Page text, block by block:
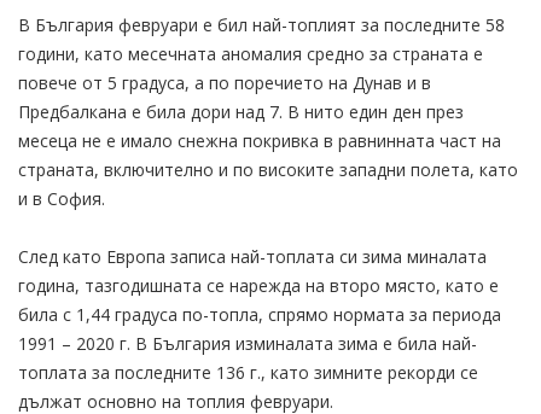
В България февруари е бил най-топлият за последните 58
години, като месечната аномалия средно за страната е
повече от 5 градуса, а по поречието на Дунав и в
Предбалкана е била дори над 7. В нито един ден през
месеца не е имало снежна покривка в равнинната част на
страната, включително и по високите западни полета, като
и в София.
След като Европа записа най-топлата си зима миналата
година, тазгодишната се нарежда на второ място, като е
била с 1,44 градуса по-топла, спрямо нормата за периода
1991 – 2020 г. В България изминалата зима е била най-
топлата за последните 136 г., като зимните рекорди се
дължат основно на топлия февруари.